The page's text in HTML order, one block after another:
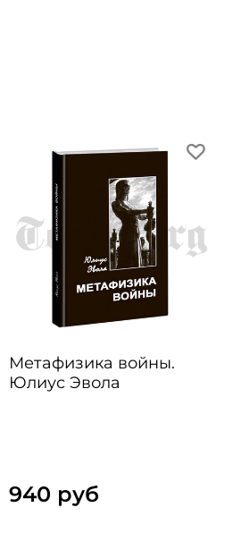
Метафизика войны.
Юлиус Эвола
940 руб